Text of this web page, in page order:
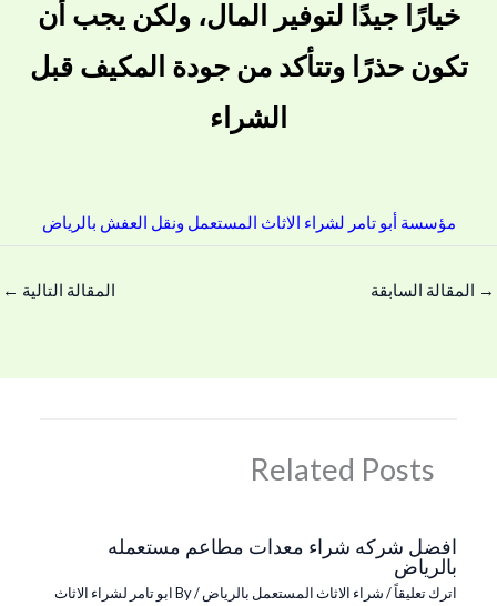
خيارًا جيدًا لتوفير المال، ولكن يجب أن
تكون حذرًا وتتأكد من جودة المكيف قبل
الشراء
مؤسسة أبو تامر لشراء الاثاث المستعمل ونقل العفش بالرياض
→ المقالة السابقة المقالة التالية ←
Related Posts
افضل شركه شراء معدات مطاعم مستعمله
بالرياض
اترك تعليقاً/شراء الاثاث المستعمل بالرياض/ By
ابو تامر لشراء الاثاث